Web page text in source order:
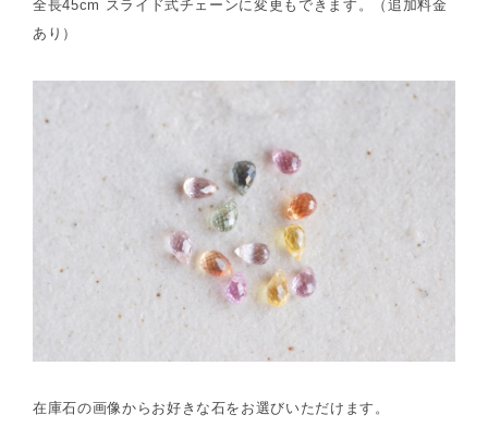
全長45cm スライド式チェーンに変更もできます。（追加料金
あり）
在庫石の画像からお好きな石をお選びいただけます。